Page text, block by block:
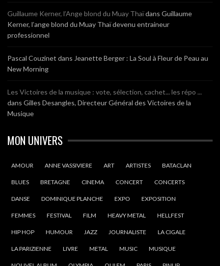
Guillaume Kerner, l’Ange blond du Muay Thaïdans Guillaume
Kerner, l’ange blond du Muay Thaï devenu entraineur
professionnel
Pascal Couzinet dans Jeanette Berger : La Soul à Fleur de Peau au
New Morning
Les Victoires de la musique : vote, sélection, cachet... les répo ...
dans Gilles Desangles, Directeur Général des Victoires de la
Musique
MON UNIVERS
AMOUR ANNE VASSIVIERE ART ARTISTES BATACLAN
BLUES BRETAGNE CINEMA CONCERT CONCERTS
DANSE DOMINIQUE PLANCHE EXPO EXPOSITION
FEMMES FESTIVAL FILM HEAVY METAL HELLFEST
HIP HOP HUMOUR JAZZ JOURNALISTE LA CIGALE
LA PARIZIENNE LIVRE METAL MUSIC MUSIQUE